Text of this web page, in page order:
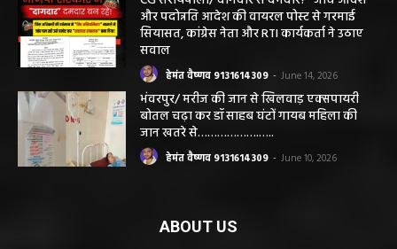
CG सरायपाली/ दागदार से दमदार?” जांच आदेश
और पदोन्नति आदेश की वायरल पोस्ट से गरमाई
सियासत, कांग्रेस नेता और RTI कार्यकर्ता ने उठाए
सवाल
हेमंत वैष्णव 9131614309
भंवरपुर/ मरीज की जान से खिलवाड़ एक्सपायरी
बोतल चढ़ा कर डॉ साहब घंटों गायब महिला की
जान खतरे से……………….…..
ABOUT US